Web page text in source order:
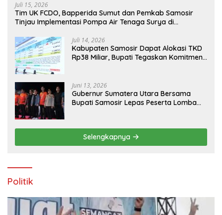
Juli 15, 2026
Tim UK FCDO, Bapperida Sumut dan Pemkab Samosir
Tinjau Implementasi Pompa Air Tenaga Surya di
Juli 14, 2026
Kabupaten Samosir Dapat Alokasi TKD
Rp38 Miliar, Bupati Tegaskan Komitmen
Juni 13, 2026
Gubernur Sumatera Utara Bersama
Bupati Samosir Lepas Peserta Lomba
Selengkapnya
Politik